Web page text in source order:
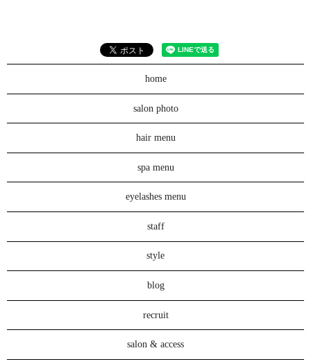
home
salon photo
hair menu
spa menu
eyelashes menu
staff
style
blog
recruit
salon & access